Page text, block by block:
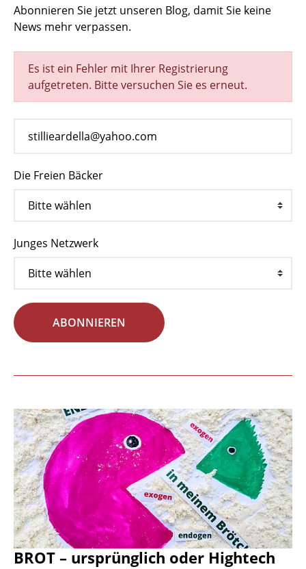
Abonnieren Sie jetzt unseren Blog, damit Sie keine
News mehr verpassen.
Es ist ein Fehler mit Ihrer Registrierung
aufgetreten. Bitte versuchen Sie es erneut.
Die Freien Bäcker
Junges Netzwerk
ABONNIEREN
BROT – ursprünglich oder Hightech